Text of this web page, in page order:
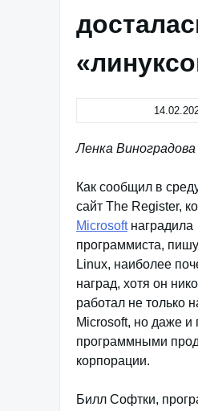
Ленка Виноградова
Как сообщил в
сайт The Register,
Microsoftнаградила
программиста,
Linux, наиболее
наград, хотя он
работал не только
Microsoft, но даже и
программными
корпорации.
Билл Софтки,